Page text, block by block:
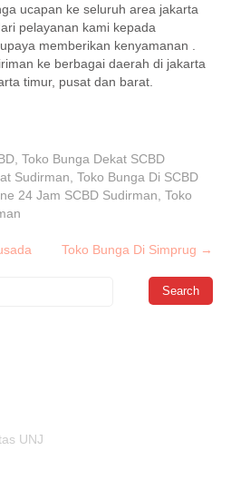
ucapan ke seluruh area jakarta
pelayanan kami kepada
memberikan kenyamanan .
ke berbagai daerah di jakarta
timur, pusat dan barat.
, Toko Bunga Dekat SCBD
Sudirman, Toko Bunga Di SCBD
24 Jam SCBD Sudirman, Toko
Toko Bunga Di Simprug →
UNJ